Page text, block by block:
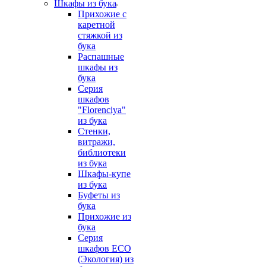
Шкафы из бука
Прихожие с
каретной
стяжкой из
бука
Распашные
шкафы из
бука
Серия
шкафов
"Florenciya"
из бука
Стенки,
витражи,
библиотеки
из бука
Шкафы-купе
из бука
Буфеты из
бука
Прихожие из
бука
Серия
шкафов ECO
(Экология) из